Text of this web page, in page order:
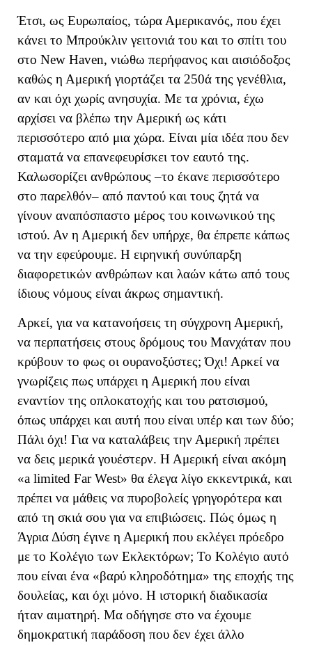
Έτσι, ως Ευρωπαίος, τώρα Αμερικανός, που έχει
κάνει το Μπρούκλιν γειτονιά του και το σπίτι του
στο New Haven, νιώθω περήφανος και αισιόδοξος
καθώς η Αμερική γιορτάζει τα 250ά της γενέθλια,
αν και όχι χωρίς ανησυχία. Με τα χρόνια, έχω
αρχίσει να βλέπω την Αμερική ως κάτι
περισσότερο από μια χώρα. Είναι μία ιδέα που δεν
σταματά να επανεφευρίσκει τον εαυτό της.
Καλωσορίζει ανθρώπους –το έκανε περισσότερο
στο παρελθόν– από παντού και τους ζητά να
γίνουν αναπόσπαστο μέρος του κοινωνικού της
ιστού. Αν η Αμερική δεν υπήρχε, θα έπρεπε κάπως
να την εφεύρουμε. Η ειρηνική συνύπαρξη
διαφορετικών ανθρώπων και λαών κάτω από τους
ίδιους νόμους είναι άκρως σημαντική.
Αρκεί, για να κατανοήσεις τη σύγχρονη Αμερική,
να περπατήσεις στους δρόμους του Μανχάταν που
κρύβουν το φως οι ουρανοξύστες; Όχι! Αρκεί να
γνωρίζεις πως υπάρχει η Αμερική που είναι
εναντίον της οπλοκατοχής και του ρατσισμού,
όπως υπάρχει και αυτή που είναι υπέρ και των δύο;
Πάλι όχι! Για να καταλάβεις την Αμερική πρέπει
να δεις μερικά γουέστερν. Η Αμερική είναι ακόμη
«a limited Far West» θα έλεγα λίγο εκκεντρικά, και
πρέπει να μάθεις να πυροβολείς γρηγορότερα και
από τη σκιά σου για να επιβιώσεις. Πώς όμως η
Άγρια Δύση έγινε η Αμερική που εκλέγει πρόεδρο
με το Κολέγιο των Εκλεκτόρων; Το Κολέγιο αυτό
που είναι ένα «βαρύ κληροδότημα» της εποχής της
δουλείας, και όχι μόνο. Η ιστορική διαδικασία
ήταν αιματηρή. Μα οδήγησε στο να έχουμε
δημοκρατική παράδοση που δεν έχει άλλο